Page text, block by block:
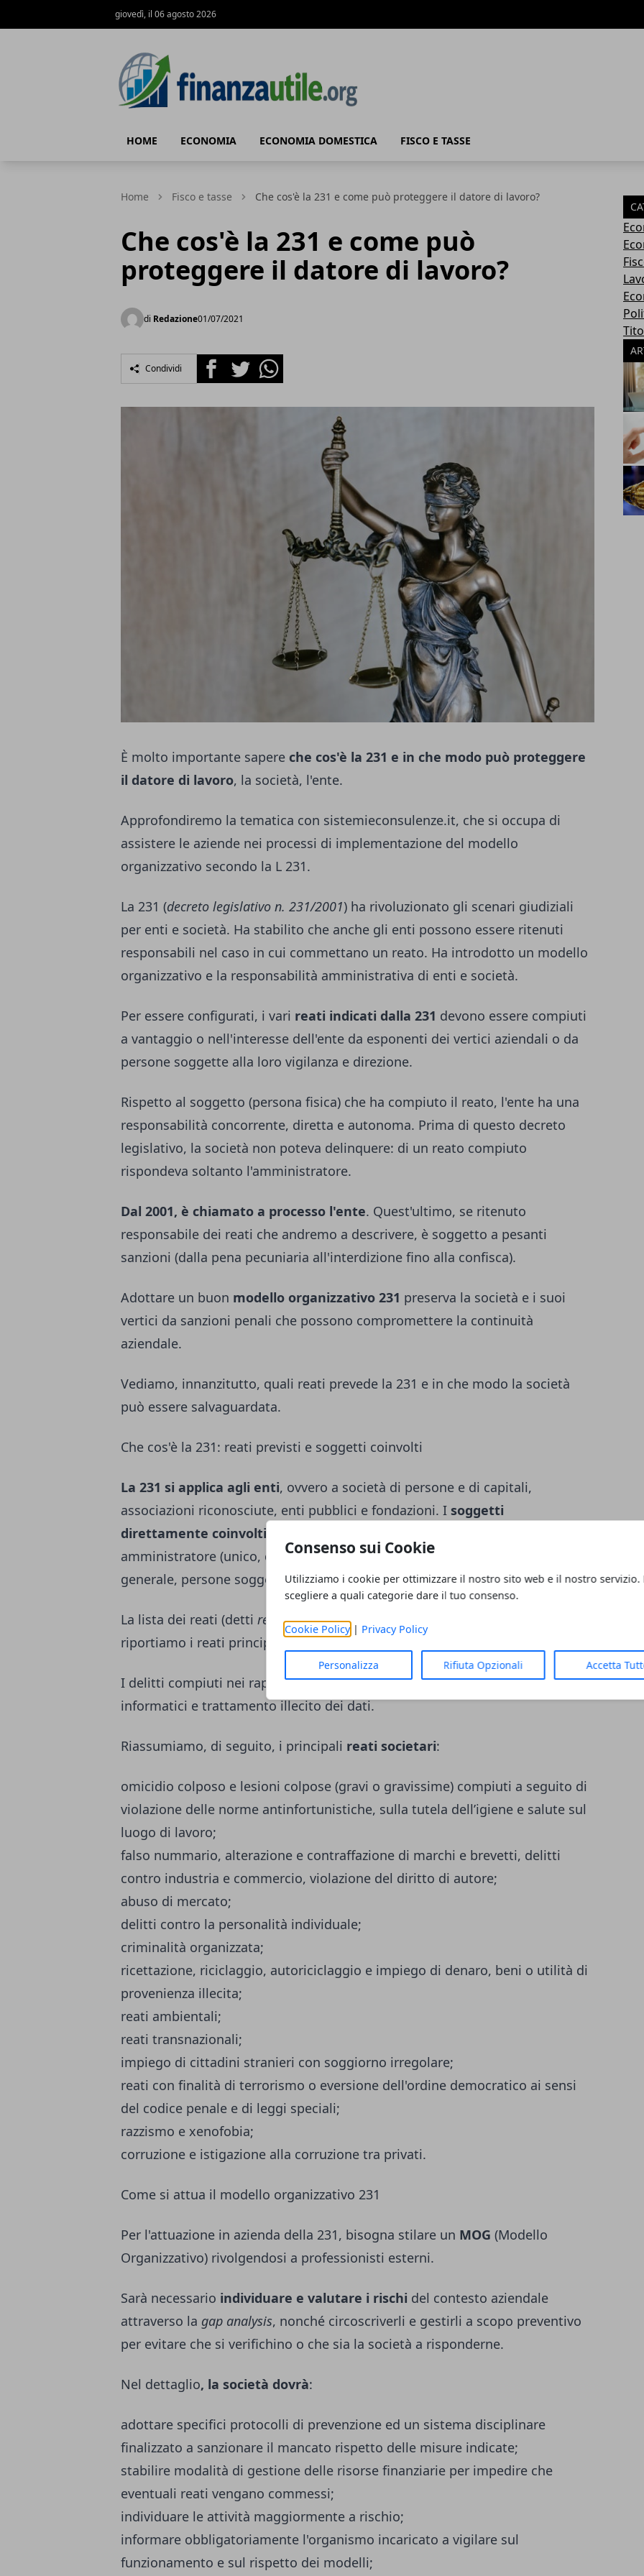
Consenso sui Cookie
Utilizziamo i cookie per ottimizzare il nostro sito web e il nostro servizio.
scegliere a quali categorie dare il tuo consenso.
Cookie Policy| Privacy Policy
Personalizza Rifiuta Opzionali Accetta
giovedì, il 06 agosto 2026
HOME ECONOMIA ECONOMIA DOMESTICA FISCO E TASSE
Home Fisco e tasse Che cos'è la 231 e come può proteggere il datore di lavoro?
Che cos'è la 231 e come può
proteggere il datore di lavoro?
di Redazione01/07/2021
Condividi FacebookTwitterWhatsapp
È molto importante sapere che cos'è la 231 e in che modo può proteggere
il datore di lavoro, la società, l'ente.
Approfondiremo la tematica con sistemieconsulenze.it, che si occupa di
assistere le aziende nei processi di implementazione del modello
organizzativo secondo la L 231.
La 231 (decreto legislativo n. 231/2001) ha rivoluzionato gli scenari giudiziali
per enti e società. Ha stabilito che anche gli enti possono essere ritenuti
responsabili nel caso in cui commettano un reato. Ha introdotto un modello
organizzativo e la responsabilità amministrativa di enti e società.
Per essere configurati, i vari reati indicati dalla 231 devono essere compiuti
a vantaggio o nell'interesse dell'ente da esponenti dei vertici aziendali o da
persone soggette alla loro vigilanza e direzione.
Rispetto al soggetto (persona fisica) che ha compiuto il reato, l'ente ha una
responsabilità concorrente, diretta e autonoma. Prima di questo decreto
legislativo, la società non poteva delinquere: di un reato compiuto
rispondeva soltanto l'amministratore.
Dal 2001, è chiamato a processo l'ente. Quest'ultimo, se ritenuto
responsabile dei reati che andremo a descrivere, è soggetto a pesanti
sanzioni (dalla pena pecuniaria all'interdizione fino alla confisca).
Adottare un buon modello organizzativo 231 preserva la società e i suoi
vertici da sanzioni penali che possono compromettere la continuità
aziendale.
Vediamo, innanzitutto, quali reati prevede la 231 e in che modo la società
può essere salvaguardata.
Che cos'è la 231: reati previsti e soggetti coinvolti
La 231 si applica agli enti, ovvero a società di persone e di capitali,
associazioni riconosciute, enti pubblici e fondazioni. I soggetti
direttamente coinvolti
amministratore (unico, delegato o di fatto), legale rappresentante, direttore
generale, persone soggette alla loro vigilanza e direzione.
La lista dei reati (detti reati presupposto
riportiamo i reati principali.
I delitti compiuti nei rapporti con laPubblica amministrazionesono quelli
informatici e trattamento illecito dei dati.
Riassumiamo, di seguito, i principali reati societari:
omicidio colposo e lesioni colpose (gravi o gravissime) compiuti a seguito di
violazione delle norme antinfortunistiche, sulla tutela dell’igiene e salute sul
luogo di lavoro;
falso nummario, alterazione e contraffazione di marchi e brevetti, delitti
contro industria e commercio, violazione del diritto di autore;
abuso di mercato;
delitti contro la personalità individuale;
criminalità organizzata;
ricettazione, riciclaggio, autoriciclaggio e impiego di denaro, beni o utilità di
provenienza illecita;
reati ambientali;
reati transnazionali;
impiego di cittadini stranieri con soggiorno irregolare;
reati con finalità di terrorismo o eversione dell'ordine democratico ai sensi
del codice penale e di leggi speciali;
razzismo e xenofobia;
corruzione e istigazione alla corruzione tra privati.
Come si attua il modello organizzativo 231
Per l'attuazione in azienda della 231, bisogna stilare un MOG (Modello
Organizzativo) rivolgendosi a professionisti esterni.
Sarà necessario individuare e valutare i rischi del contesto aziendale
attraverso la gap analysis, nonché circoscriverli e gestirli a scopo preventivo
per evitare che si verifichino o che sia la società a risponderne.
Nel dettaglio, la società dovrà:
adottare specifici protocolli di prevenzione ed un sistema disciplinare
finalizzato a sanzionare il mancato rispetto delle misure indicate;
stabilire modalità di gestione delle risorse finanziarie per impedire che
eventuali reati vengano commessi;
individuare le attività maggiormente a rischio;
informare obbligatoriamente l'organismo incaricato a vigilare sul
funzionamento e sul rispetto dei modelli;